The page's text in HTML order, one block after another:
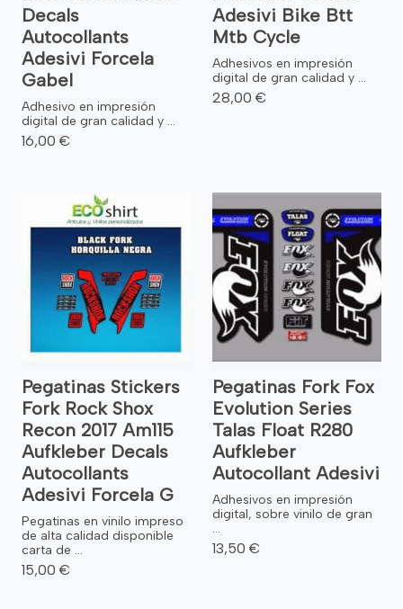
Decals
Autocollants
Adesivi Forcela
Gabel
Adhesivo en impresión
digital de gran calidad y ...
16,00 €
Adesivi Bike Btt
Mtb Cycle
Adhesivos en impresión
digital de gran calidad y ...
28,00 €
Pegatinas Stickers
Fork Rock Shox
Recon 2017 Am115
Aufkleber Decals
Autocollants
Adesivi Forcela G
Pegatinas en vinilo impreso
de alta calidad disponible
carta de ...
15,00 €
Pegatinas Fork Fox
Evolution Series
Talas Float R280
Aufkleber
Autocollant Adesivi
Adhesivos en impresión
digital, sobre vinilo de gran
...
13,50 €